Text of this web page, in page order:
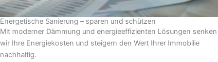
Energetische Sanierung – sparen und schützen
Mit moderner Dämmung und energieeffizienten Lösungen senken
wir Ihre Energiekosten und steigern den Wert Ihrer Immobilie
nachhaltig.